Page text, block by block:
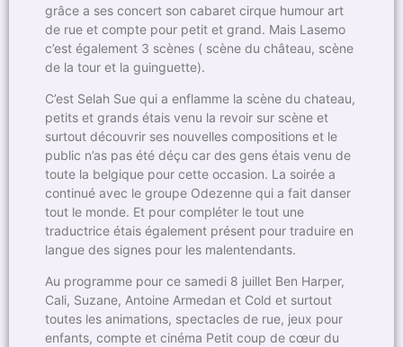
grâce a ses concert son cabaret cirque humour art
de rue et compte pour petit et grand. Mais Lasemo
c’est également 3 scènes ( scène du château, scène
de la tour et la guinguette).
C’est Selah Sue qui a enflamme la scène du chateau,
petits et grands étais venu la revoir sur scène et
surtout découvrir ses nouvelles compositions et le
public n’as pas été déçu car des gens étais venu de
toute la belgique pour cette occasion. La soirée a
continué avec le groupe Odezenne qui a fait danser
tout le monde. Et pour compléter le tout une
traductrice étais également présent pour traduire en
langue des signes pour les malentendants.
Au programme pour ce samedi 8 juillet Ben Harper,
Cali, Suzane, Antoine Armedan et Cold et surtout
toutes les animations, spectacles de rue, jeux pour
enfants, compte et cinéma Petit coup de cœur du